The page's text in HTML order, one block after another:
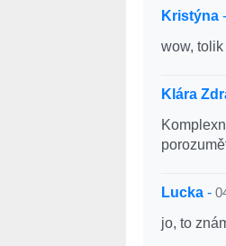
Kristýna-
wow,
Klára
Lucka-
jo, to